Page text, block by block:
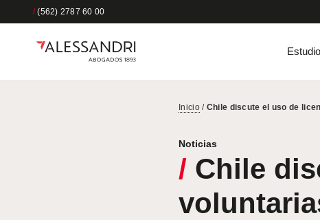
/(562) 2787 60 00
Inicio/ Chile discute el uso de
Noticias
/ Chile